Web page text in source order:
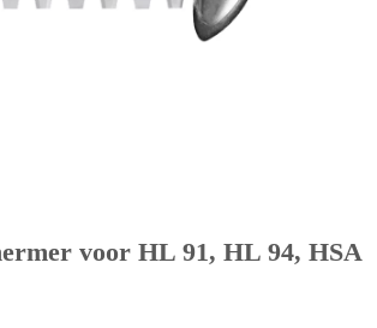
voor HL 91, HL 94, HSA